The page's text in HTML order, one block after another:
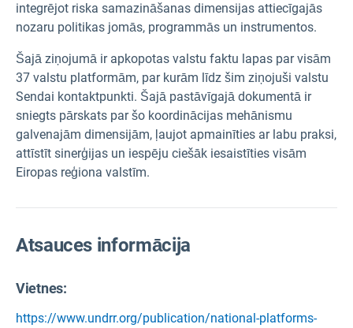
integrējot riska samazināšanas dimensijas attiecīgajās
nozaru politikas jomās, programmās un instrumentos.
Šajā ziņojumā ir apkopotas valstu faktu lapas par visām
37 valstu platformām, par kurām līdz šim ziņojuši valstu
Sendai kontaktpunkti. Šajā pastāvīgajā dokumentā ir
sniegts pārskats par šo koordinācijas mehānismu
galvenajām dimensijām, ļaujot apmainīties ar labu praksi,
attīstīt sinerģijas un iespēju ciešāk iesaistīties visām
Eiropas reģiona valstīm.
Atsauces informācija
Vietnes:
https://www.undrr.org/publication/national-platforms-